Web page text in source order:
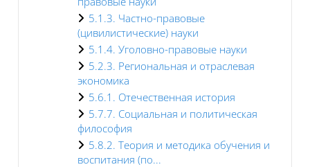
5.1.3. Частно-правовые
(цивилистические) науки
5.1.4. Уголовно-правовые науки
5.2.3. Региональная и отраслевая
экономика
5.6.1. Отечественная история
5.7.7. Социальная и политическая
философия
5.8.2. Теория и методика обучения и
воспитания (по...